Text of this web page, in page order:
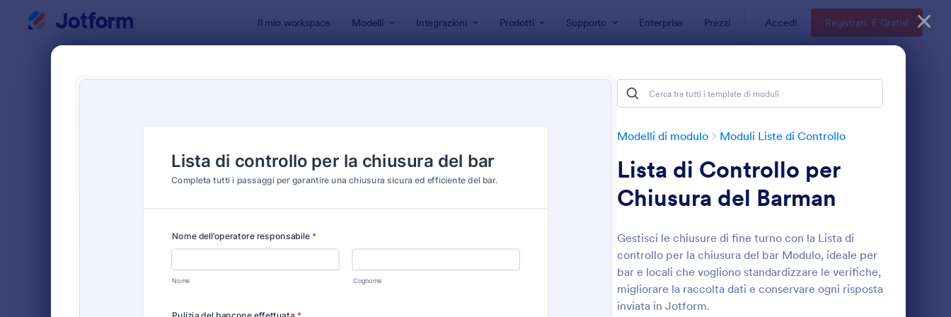
Il mio workspace Modelli Integrazioni Prodotti Supporto Enterprise Prezzi Accedi Registrati. È Gratis!
Modelli di modulo Moduli Liste di Controllo
Lista di Controllo per
Chiusura del Barman
Gestisci le chiusure di fine turno con la Lista di
controllo per la chiusura del bar Modulo, ideale per
bar e locali che vogliono standardizzare le verifiche,
migliorare la raccolta dati e conservare ogni risposta
inviata in Jotform.
: Modulo Di Ispezione Per Pulizie Anteprima: Lista Di Controllo
Classico
552